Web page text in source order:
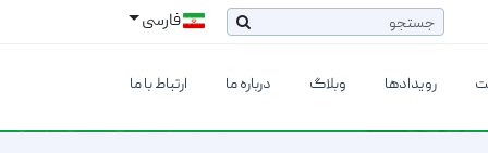
فارسی
رویدادها وبلاگ درباره ما ارتباط با ما